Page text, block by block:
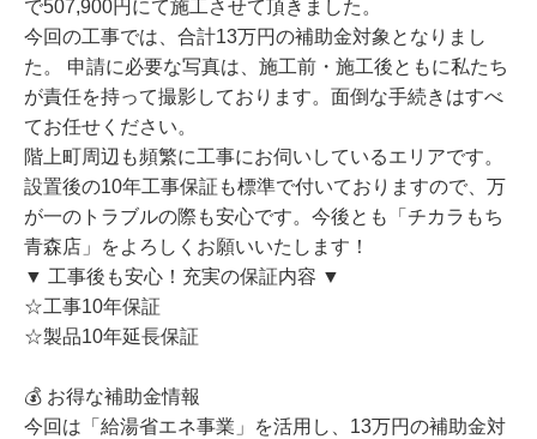
で507,900円にて施工させて頂きました。
今回の工事では、合計13万円の補助金対象となりまし
た。 申請に必要な写真は、施工前・施工後ともに私たち
が責任を持って撮影しております。面倒な手続きはすべ
てお任せください。
階上町周辺も頻繁に工事にお伺いしているエリアです。
設置後の10年工事保証も標準で付いておりますので、万
が一のトラブルの際も安心です。今後とも「チカラもち
青森店」をよろしくお願いいたします！
▼ 工事後も安心！充実の保証内容 ▼
☆工事10年保証
☆製品10年延長保証
💰 お得な補助金情報
今回は「給湯省エネ事業」を活用し、13万円の補助金対